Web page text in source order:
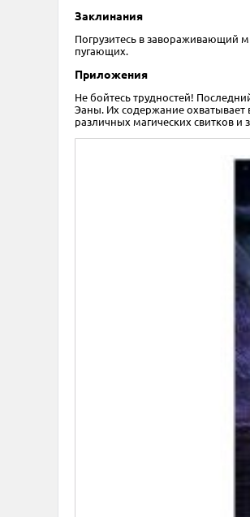
Заклинания
Погрузитесь в завораживающий
пугающих.
Приложения
Не бойтесь трудностей!
Эаны. Их содержание охватывает
различных магических свитков и